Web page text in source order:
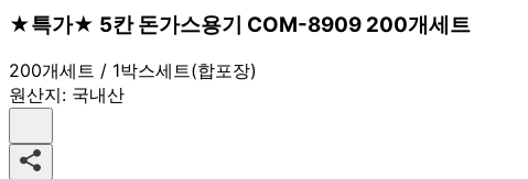
★특가★ 5칸 돈가스용기 COM-8909 200개세트
200개세트 / 1박스세트(합포장)
원산지: 국내산